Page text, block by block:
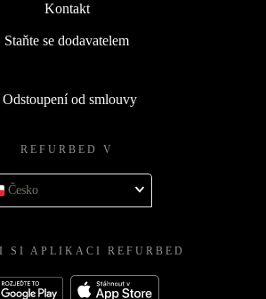
Kontakt
Staňte se dodavatelem
Odstoupení od smlouvy
REFURBED V
Česko
SI APLIKACI REFURBED